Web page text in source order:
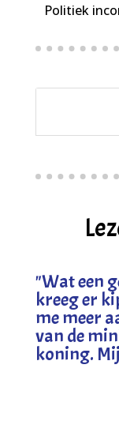
Politiek
"Wat een
kreeg er
me meer
van de
koning.